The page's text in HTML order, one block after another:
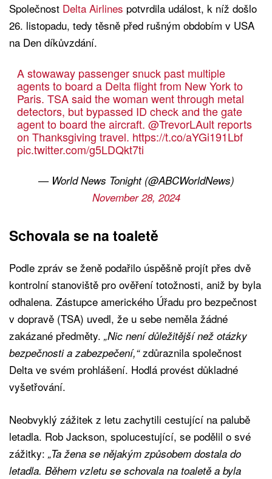
Společnost Delta Airlines potvrdila událost, k níž došlo
26. listopadu, tedy těsně před rušným obdobím v USA
na Den díkůvzdání.
A stowaway passenger snuck past multiple
agents to board a Delta flight from New York to
Paris. TSA said the woman went through metal
detectors, but bypassed ID check and the gate
agent to board the aircraft. @TrevorLAultreports
on Thanksgiving travel. https://t.co/aYGi191Lbf
pic.twitter.com/g5LDQkt7ti
— World News Tonight (@ABCWorldNews)
November 28, 2024
Schovala se na toaletě
Podle zpráv se ženě podařilo úspěšně projít přes dvě
kontrolní stanoviště pro ověření totožnosti, aniž by byla
odhalena. Zástupce amerického Úřadu pro bezpečnost
v dopravě (TSA) uvedl, že u sebe neměla žádné
zakázané předměty. „Nic není důležitější než otázky
bezpečnosti a zabezpečení,“zdůraznila společnost
Delta ve svém prohlášení. Hodlá provést důkladné
vyšetřování.
Neobvyklý zážitek z letu zachytili cestující na palubě
letadla. Rob Jackson, spolucestující, se podělil o své
zážitky: „Ta žena se nějakým způsobem dostala do
letadla. Během vzletu se schovala na toaletě a byla